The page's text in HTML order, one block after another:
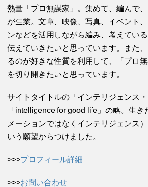
熱量「プロ無謀家」。集めて、編んで
が生業。文章、映像、写真、イベント
ンなどを活用しながら編み、考えてい
伝えていきたいと思っています。また
るのが好きな性質を利用して、「プロ
を切り開きたいと思っています。
サイトタイトルの『インテリジェンス
「intelligence for good life」の略。生き
メーションではなくインテリジェンス
いう願望からつけました。
>>>プロフィール詳細
>>>お問い合わせ